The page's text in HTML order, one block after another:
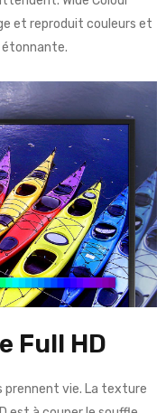
et reproduit couleurs et
Full HD
prennent vie. La texture